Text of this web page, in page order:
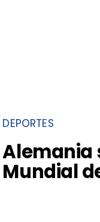
DEPORTES
Alemania
Mundial